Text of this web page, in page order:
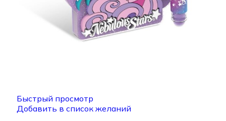
Быстрый просмотр
Добавить в список желаний